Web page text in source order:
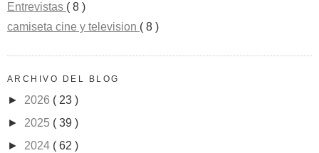
Entrevistas ( 8 )
camiseta cine y television ( 8 )
ARCHIVO DEL BLOG
► 2026 ( 23 )
► 2025 ( 39 )
► 2024 ( 62 )